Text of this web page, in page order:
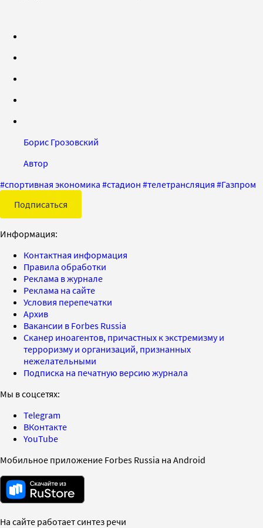
Борис Грозовский
Автор
#спортивная экономика #стадион #телетрансляция #Газпром
Подписаться
Информация:
Контактная информация
Правила обработки
Реклама в журнале
Реклама на сайте
Условия перепечатки
Архив
Вакансии в Forbes Russia
Сканер иноагентов, причастных к экстремизму и
терроризму и организаций, признанных
нежелательными
Подписка на печатную версию журнала
Мы в соцсетях:
Telegram
ВКонтакте
YouTube
Мобильное приложение Forbes Russia на Android
На сайте работает синтез речи